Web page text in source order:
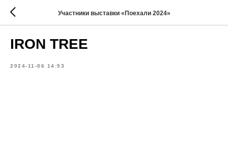
Участники выставки «Поехали 2024»
IRON TREE
2024-11-06 14:53